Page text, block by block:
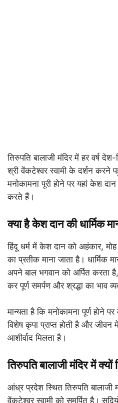
तिरुपति बालाजी मंदिर में हर वर्ष
श्री वेंकटेश्वर स्वामी के दर्शन
मनोकामना पूरी होने पर यहां केश
करते हैं।
क्या है केश दान की धार्मिक
हिंदू धर्म में केश दान को अहंकार,
का प्रतीक माना जाता है। धार्मिक
अपने बाल भगवान को अर्पित करता
कर पूर्ण समर्पण और श्रद्धा का भाव
मान्यता है कि मनोकामना पूर्ण होने
विशेष कृपा प्राप्त होती है और
आशीर्वाद मिलता है।
तिरुपति बालाजी मंदिर में
आंध्र प्रदेश स्थित तिरुपति बालाजी
वेंकटेश्वर स्वामी को समर्पित है।